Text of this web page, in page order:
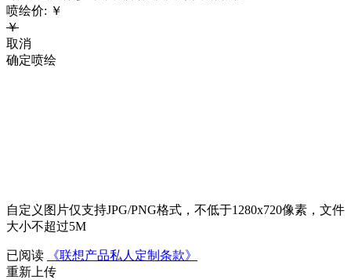
喷绘价: ￥
￥
取消
确定喷绘
自定义图片仅支持JPG/PNG格式，不低于1280x720像素，文件
大小不超过5M
已阅读
《联想产品私人定制条款》
重新上传